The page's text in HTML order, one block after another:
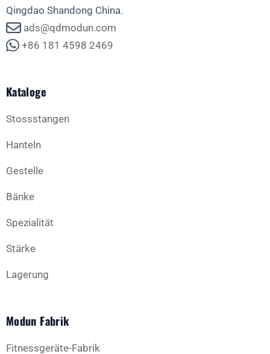
Qingdao Shandong China.
ads@qdmodun.com
+86 181 4598 2469
Kataloge
Stossstangen
Hanteln
Gestelle
Bänke
Spezialität
Stärke
Lagerung
Modun Fabrik
Fitnessgeräte-Fabrik